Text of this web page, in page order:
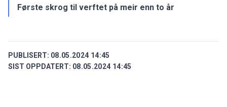
Første skrog til verftet på meir enn to år
PUBLISERT: 08.05.2024 14:45
SIST OPPDATERT: 08.05.2024 14:45